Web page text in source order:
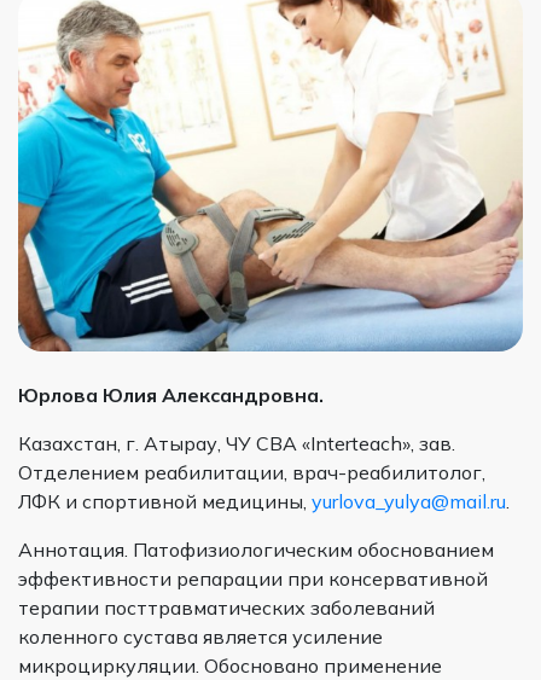
Юрлова Юлия Александровна.
Казахстан, г. Атырау, ЧУ СВА «Interteach», зав.
Отделением реабилитации, врач-реабилитолог,
ЛФК и спортивной медицины, yurlova_yulya@mail.ru
Аннотация. Патофизиологическим обоснованием
эффективности репарации при консервативной
терапии посттравматических заболеваний
коленного сустава является усиление
микроциркуляции. Обосновано применение